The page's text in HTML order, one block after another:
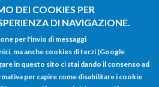
DEI COOKIES PER
DI NAVIGAZIONE.
per l'invio di messaggi
ma anche cookies di terzi (Google
in questo sito ci stai dando il consenso ad
per capire come disabilitare i cookie